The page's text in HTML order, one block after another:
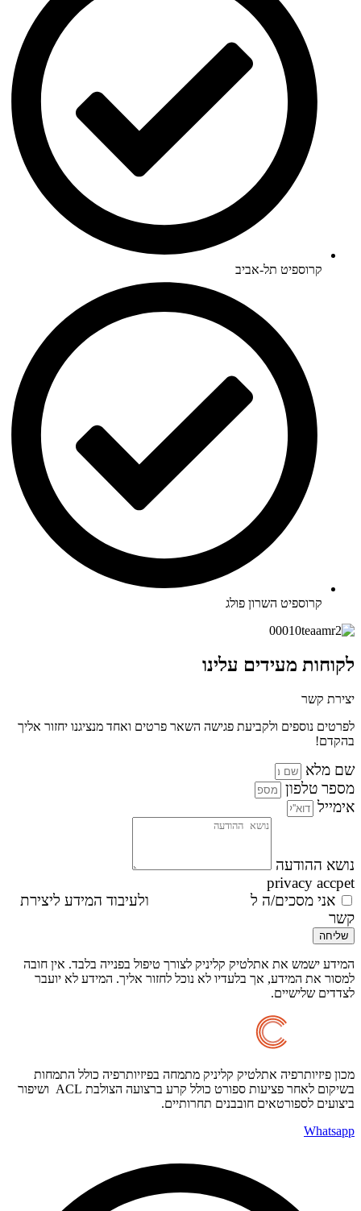
קרוספיט תל-אביב
קרוספיט השרון פולג
לקוחות מעידים עלינו
יצירת קשר
לפרטים נוספים ולקביעת פגישה השאר פרטים ואחד מנציגנו יחזור אליך
בהקדם!
שם מלא
מספר טלפון
אימייל
נושא ההודעה
privacy accpet
אני מסכים/ה ל
ולעיבוד המידע ליצירת
קשר
שליחה
המידע ישמש את אתלטיק קליניק לצורך טיפול בפנייה בלבד. אין חובה
למסור את המידע, אך בלעדיו לא נוכל לחזור אליך. המידע לא יועבר
לצדדים שלישיים.
מכון פיזיותרפיה אתלטיק קליניק מתמחה בפיזיותרפיה כולל התמחות
בשיקום לאחר פציעות ספורט כולל קרע ברצועה הצולבת ACL ושיפור
ביצועים לספורטאים חובבנים תחרותיים.
Whatsapp